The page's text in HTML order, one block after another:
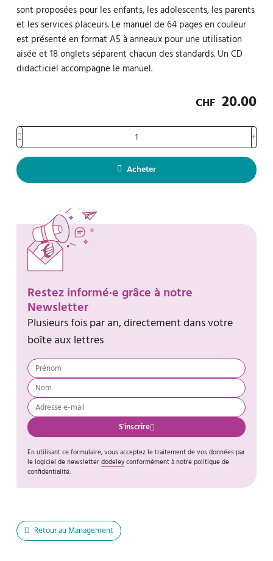
sont proposées pour les enfants, les adolescents, les parents
et les services placeurs. Le manuel de 64 pages en couleur
est présenté en format A5 à anneaux pour une utilisation
aisée et 18 onglets séparent chacun des standards. Un CD
didacticiel accompagne le manuel.
CHF 20.00
Acheter
Restez informé·e grâce à notre
Newsletter
Plusieurs fois par an, directement dans votre
boîte aux lettres
S'inscrire
En utilisant ce formulaire, vous acceptez le traitement de vos données par
le logiciel de newsletterdodeleyconformément à notre politique de
confidentialité.
Retour au Management